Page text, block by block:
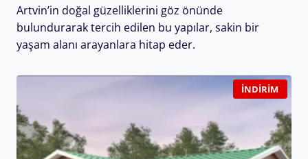
Artvin’in doğal güzelliklerini göz önünde
bulundurarak tercih edilen bu yapılar, sakin bir
yaşam alanı arayanlara hitap eder.
İNDIRIM